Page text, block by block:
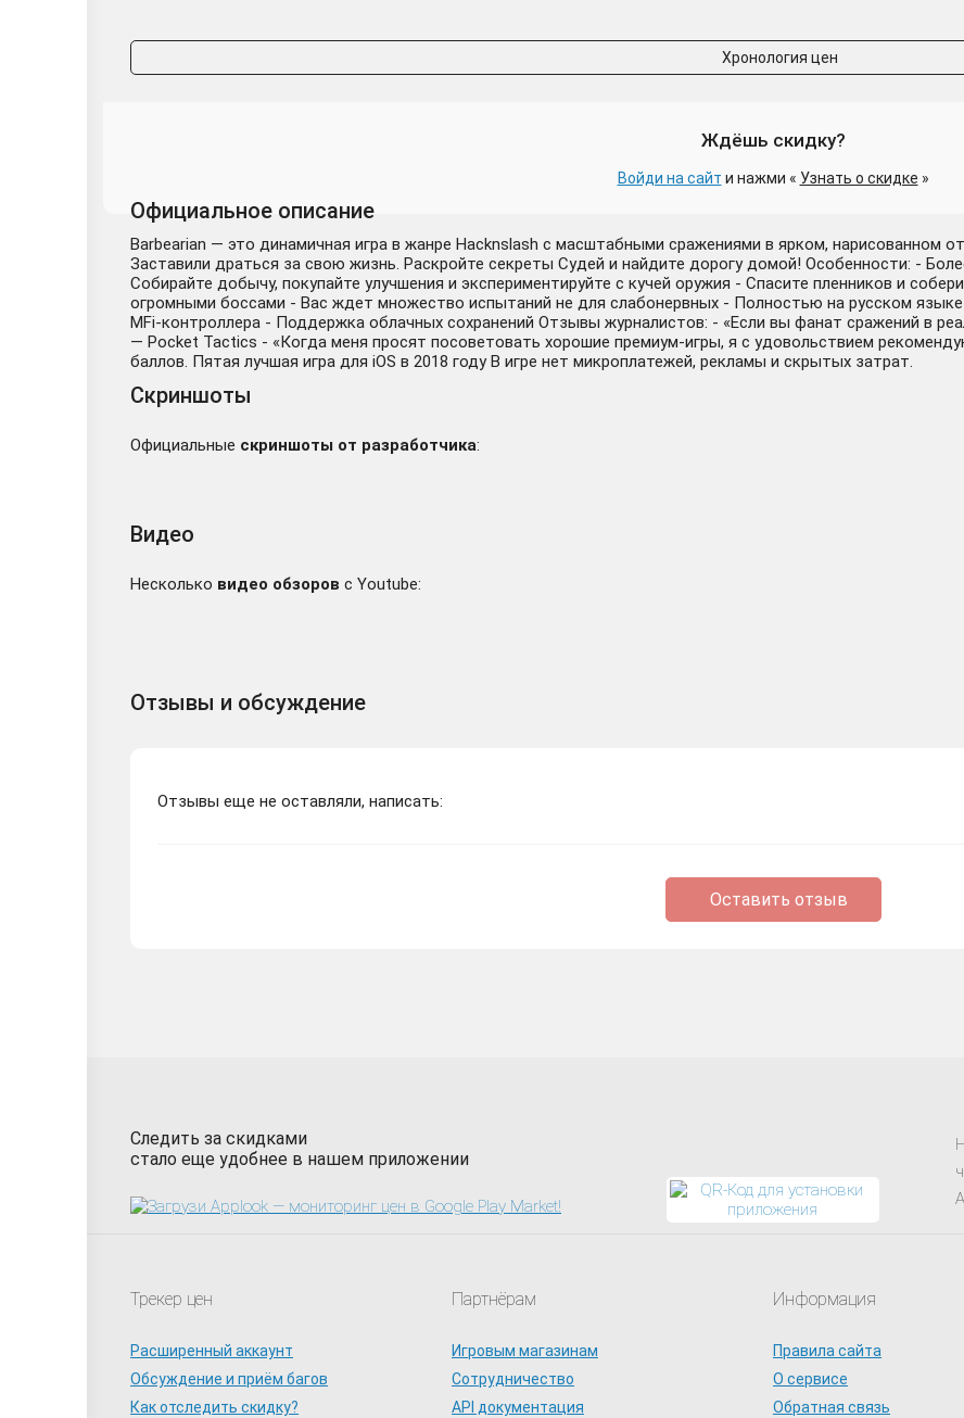
Хронология цен
Ждёшь скидку?
Войди на сайт и нажми « Узнать о скидке »
Официальное описание
Barbearian — это динамичная игра в жанре Hacknslash с масштабными сражениями в ярком, нарисованном
Заставили драться за свою жизнь. Раскройте секреты Судей и найдите дорогу домой! Особенности: -
Собирайте добычу, покупайте улучшения и экспериментируйте с кучей оружия - Спасите пленников и
огромными боссами - Вас ждет множество испытаний не для слабонервных - Полностью на русском
MFi-контроллера - Поддержка облачных сохранений Отзывы журналистов: - «Если вы фанат сражений в
— Pocket Tactics - «Когда меня просят посоветовать хорошие премиум-игры, я с удовольствием
баллов. Пятая лучшая игра для iOS в 2018 году В игре нет микроплатежей, рекламы и скрытых затрат.
Скриншоты
Официальные скриншоты от разработчика:
Видео
Несколько видео обзоров с Youtube:
Отзывы и обсуждение
Отзывы еще не оставляли, написать:
Оставить отзыв
Следить за скидками
стало еще удобнее в нашем приложении
Трекер цен
Расширенный аккаунт
Обсуждение и приём багов
Как отследить скидку?
Партнёрам
Игровым магазинам
Сотрудничество
API документация
Информация
Правила сайта
О сервисе
Обратная связь